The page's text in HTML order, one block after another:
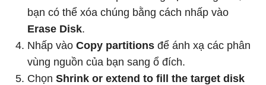
bạn có thể xóa chúng bằng cách nhấp vào
Erase Disk.
Nhấp vào Copy partitions để ánh xạ các phân
vùng nguồn của bạn sang ổ đích.
Chọn Shrink or extend to fill the target disk